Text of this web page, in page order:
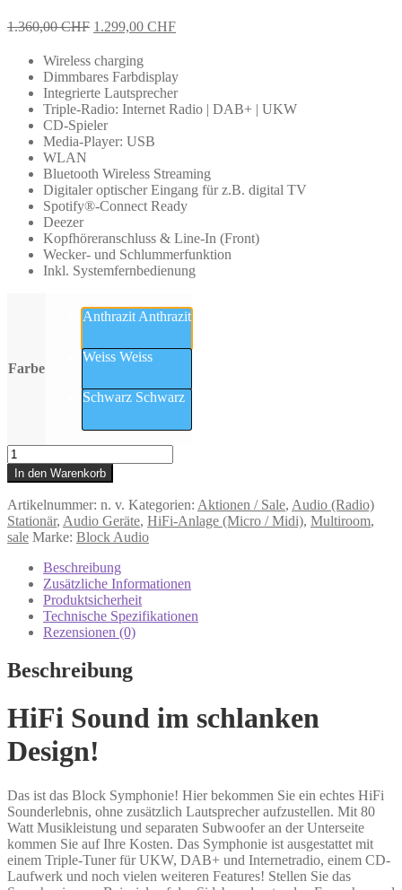
1.360,00CHF Ursprünglicher
war:
1.360,00 CHF
1.299,00 CHFAktueller
1.299,00 CHF.
Wireless charging
Dimmbares Farbdisplay
Integrierte Lautsprecher
Triple-Radio: Internet Radio | DAB+ | UKW
CD-Spieler
Media-Player: USB
WLAN
Bluetooth Wireless Streaming
Digitaler optischer Eingang für z.B. digital TV
Spotify®-Connect Ready
Deezer
Kopfhöreranschluss & Line-In (Front)
Wecker- und Schlummerfunktion
Inkl. Systemfernbedienung
Farbe
Anthrazit Anthrazit
Weiss Weiss
Schwarz Schwarz
Symphonie
(Block)
-
(Multiroom)
Smart-
HiFi-
Radio
Div.
Farben
Menge
In den Warenkorb
Artikelnummer: n. v. Kategorien: Aktionen / Sale, Audio (Radio)
Stationär, Audio Geräte, HiFi-Anlage (Micro / Midi), Multiroom,
sale Marke: Block Audio
Beschreibung
Zusätzliche Informationen
Produktsicherheit
Technische Spezifikationen
Rezensionen (0)
Beschreibung
HiFi Sound im schlanken
Design!
Das ist das Block Symphonie! Hier bekommen Sie ein echtes HiFi
Sounderlebnis, ohne zusätzlich Lautsprecher aufzustellen. Mit 80
Watt Musikleistung und separaten Subwoofer an der Unterseite
kommen Sie auf Ihre Kosten. Das Symphonie ist ausgestattet mit
einem Triple-Tuner für UKW, DAB+ und Internetradio, einem CD-
Laufwerk und noch vielen weiteren Features! Stellen Sie das